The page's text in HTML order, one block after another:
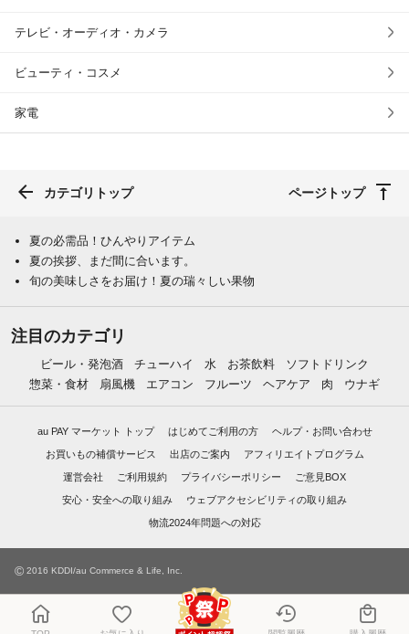
テレビ・オーディオ・カメラ
ビューティ・コスメ
家電
カテゴリトップ ページトップ
夏の必需品！ひんやりアイテム
夏の挨拶、まだ間に合います。
旬の美味しさをお届け！夏の瑞々しい果物
注目のカテゴリ
ビール・発泡酒 チューハイ 水 お茶飲料
ソフトドリンク
惣菜・食材
扇風機 エアコン フルーツ ヘアケア 肉 ウナギ
au PAY マーケット トップ はじめてご利用の方 ヘルプ・お問い合わせ
お買いもの補償サービス 出店のご案内 アフィリエイトプログラム
運営会社 ご利用規約 プライバシーポリシー ご意見BOX
安心・安全への取り組み ウェブアクセシビリティの取り組み
物流2024年問題への対応
© 2016 KDDI/au Commerce & Life, Inc.